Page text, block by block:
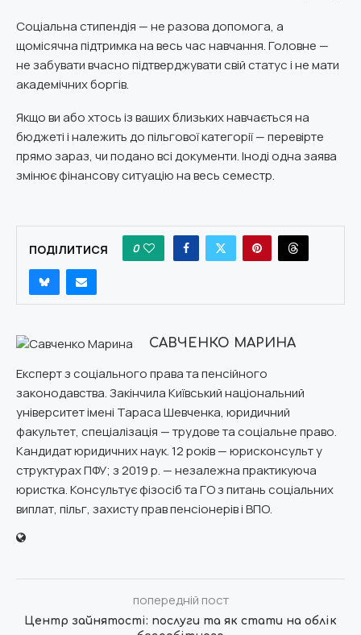
Соціальна стипендія — не разова допомога, а
щомісячна підтримка на весь час навчання. Головне —
не забувати вчасно підтверджувати свій статус і не мати
академічних боргів.
Якщо ви або хтось із ваших близьких навчається на
бюджеті і належить до пільгової категорії — перевірте
прямо зараз, чи подано всі документи. Іноді одна заява
змінює фінансову ситуацію на весь семестр.
ПОДІЛИТИСЯ 0
САВЧЕНКО МАРИНА
Експерт з соціального права та пенсійного
законодавства. Закінчила Київський національний
університет імені Тараса Шевченка, юридичний
факультет, спеціалізація — трудове та соціальне право.
Кандидат юридичних наук. 12 років — юрисконсульт у
структурах ПФУ; з 2019 р. — незалежна практикуюча
юристка. Консультує фізосіб та ГО з питань соціальних
виплат, пільг, захисту прав пенсіонерів і ВПО.
попередній пост
Центр зайнятості: послуги та як стати на облік